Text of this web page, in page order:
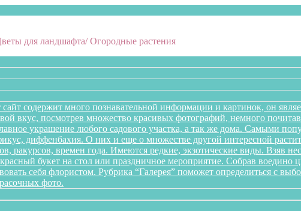
для ландшафта/ Огородные растения
содержит много познавательной информации и картинок, он
вкус, посмотрев множество красивых фотографий, немного
украшение любого садового участка, а так же дома. Самыми
диффенбахия. О них и еще о множестве другой интересной
ракурсов, времен года. Имеются редкие, экзотические виды. Взяв
букет на стол или праздничное мероприятие. Собрав
себя флористом. Рубрика “Галерея” поможет определиться с
фото.